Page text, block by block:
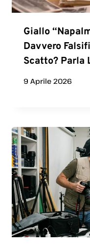
Giallo
Davvero
Scatto? Parla
9 Aprile 2026